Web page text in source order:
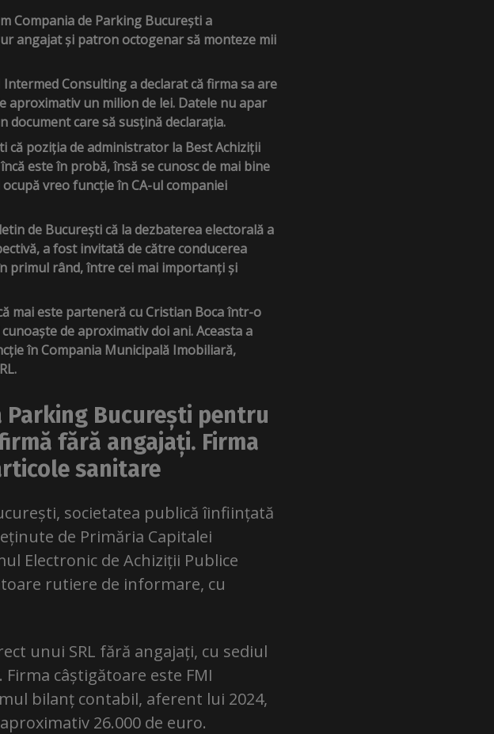
Compania de Parking București a
angajat și patron octogenar să monteze mii
Consulting a declarat că firma sa are
aproximativ un milion de lei. Datele nu apar
care să susțină declarația.
poziția de administrator la Best Achiziții
este în probă, însă se cunosc de mai bine
vreo funcție în CA-ul companiei
de București că la dezbaterea electorală a
a fost invitată de către conducerea
primul rând, între cei mai importanți și
mai este parteneră cu Cristian Boca într-o
de aproximativ doi ani. Aceasta a
în Compania Municipală Imobiliară,
Parking București pentru
fără angajați. Firma
sanitare
societatea publică îinființată
de Primăria Capitalei
Electronic de Achiziții Publice
rutiere de informare, cu
unui SRL fără angajați, cu sediul
câștigătoare este FMI
bilanț contabil, aferent lui 2024,
26.000 de euro.